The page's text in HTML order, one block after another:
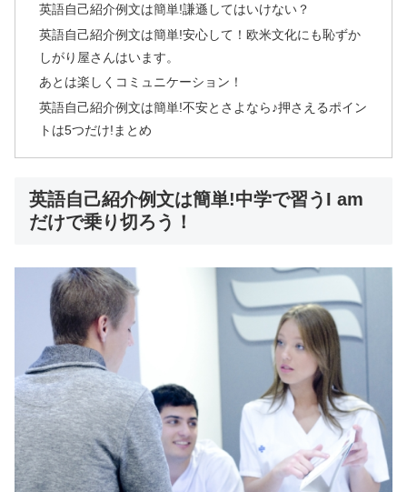
英語自己紹介例文は簡単!謙遜してはいけない？
英語自己紹介例文は簡単!安心して！欧米文化にも恥ずか
しがり屋さんはいます。
あとは楽しくコミュニケーション！
英語自己紹介例文は簡単!不安とさよなら♪押さえるポイン
トは5つだけ!まとめ
英語自己紹介例文は簡単!中学で習うI am
だけで乗り切ろう！